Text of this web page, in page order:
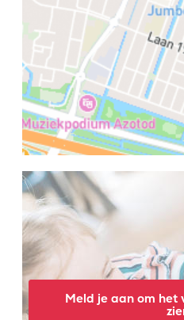
Meld je aan om